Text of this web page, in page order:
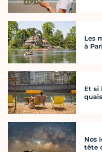
Les
à
Et si
Nos
tête